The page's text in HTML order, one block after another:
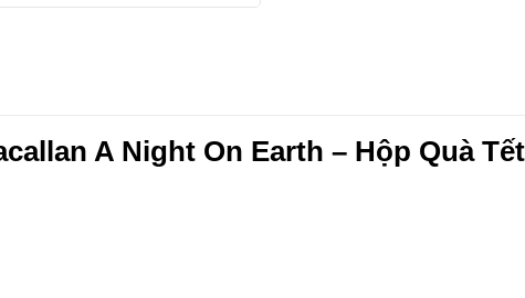
A Night On Earth – Hộp Quà